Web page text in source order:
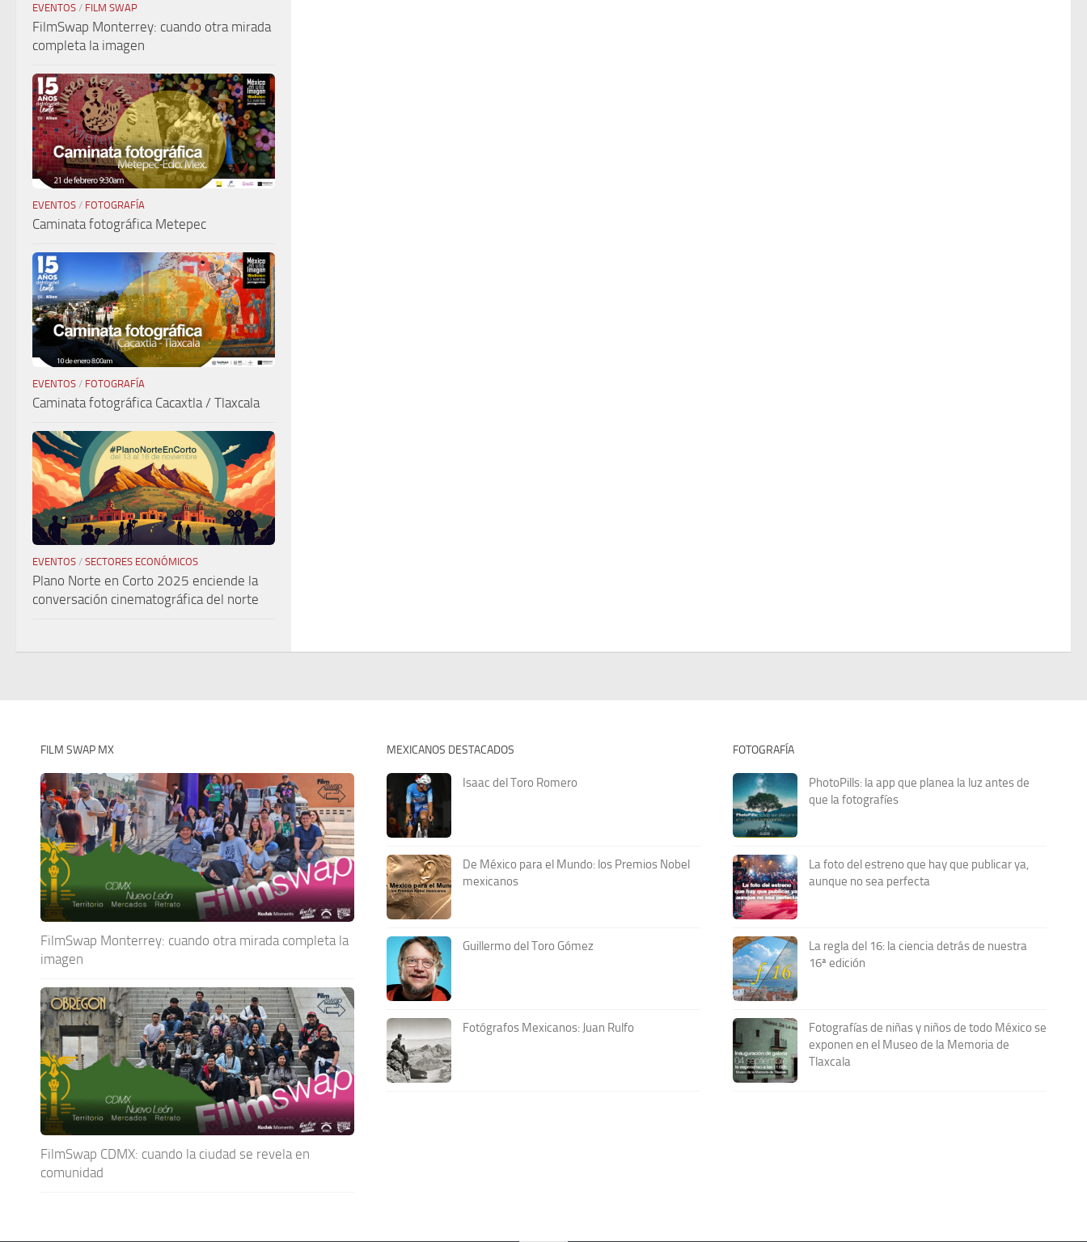
EVENTOS / FILM SWAP
FilmSwap Monterrey: cuando otra mirada
completa la imagen
EVENTOS / FOTOGRAFÍA
Caminata fotográfica Metepec
EVENTOS / FOTOGRAFÍA
Caminata fotográfica Cacaxtla / Tlaxcala
EVENTOS / SECTORES ECONÓMICOS
Plano Norte en Corto 2025 enciende la
conversación cinematográfica del norte
FILM SWAP MX
FilmSwap Monterrey: cuando otra mirada completa la
imagen
FilmSwap CDMX: cuando la ciudad se revela en
comunidad
MEXICANOS DESTACADOS
Isaac del Toro Romero
De México para el Mundo: los Premios Nobel
mexicanos
Guillermo del Toro Gómez
Fotógrafos Mexicanos: Juan Rulfo
FOTOGRAFÍA
PhotoPills: la app que planea la luz antes de
que la fotografíes
La foto del estreno que hay que publicar ya,
aunque no sea perfecta
La regla del 16: la ciencia detrás de nuestra
16ª edición
Fotografías de niñas y niños de todo México se
exponen en el Museo de la Memoria de
Tlaxcala